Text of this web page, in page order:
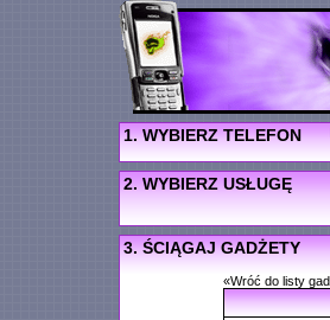
1. WYBIERZ TELEFON
2. WYBIERZ USŁUGĘ
3. ŚCIĄGAJ GADŻETY
«Wróć do listy